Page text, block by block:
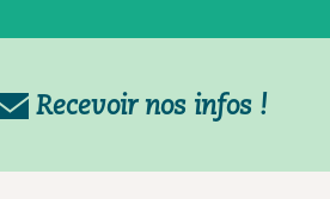
Recevoir nos infos !